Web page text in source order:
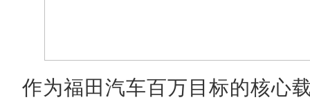
作为福田汽车百万目标的核心